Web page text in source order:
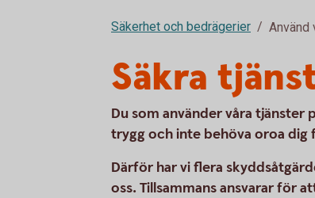
Säkerhet och bedrägerier Använd
Säkra
Du som använder våra tjänster
trygg och inte behöva oroa dig
Därför har vi flera
oss. Tillsammans ansvarar för